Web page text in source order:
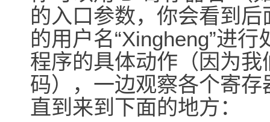
的入口参数，你会看到
的用户名“Xingheng”进
程序的具体动作（因为
码），一边观察各个寄
直到来到下面的地方：